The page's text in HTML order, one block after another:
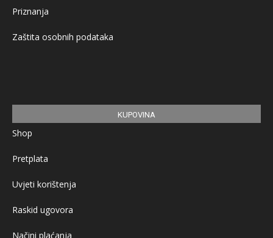
Priznanja
Zaštita osobnih podataka
KUPOVINA
Shop
Pretplata
Uvjeti korištenja
Raskid ugovora
Načini plaćanja